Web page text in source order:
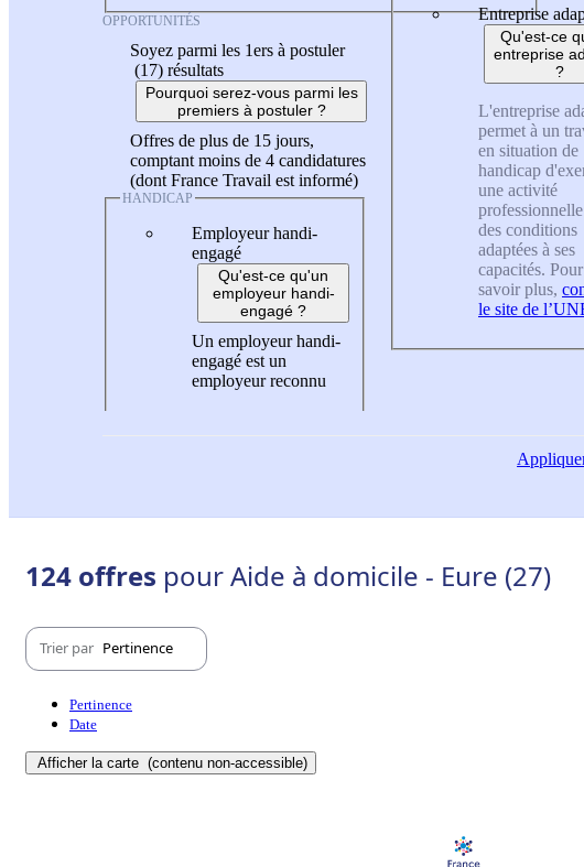
OPPORTUNITÉS
Soyez parmi les 1ers à postuler
(17) résultats
Pourquoi serez-vous parmi les
premiers à postuler ?
Offres de plus de 15 jours,
comptant moins de 4 candidatures
(dont France Travail est informé)
HANDICAP
Employeur handi-
engagé
Qu'est-ce qu'un
employeur handi-
engagé ?
Un employeur handi-
engagé est un
employeur reconnu
Entreprise
Qu'est-ce
entreprise
?
L'entreprise
permet à un
en situation de
handicap
une activité
des conditions
adaptées à ses
capacités.
savoir plus,
le site de
124 offres pour Aide à domicile - Eure (27)
Trier par Pertinence
Pertinence
Date
Afficher la carte (contenu non-accessible)